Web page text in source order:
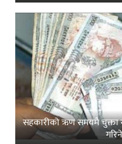
सहकारीको ऋण समयमै चुक्ता
गरिने